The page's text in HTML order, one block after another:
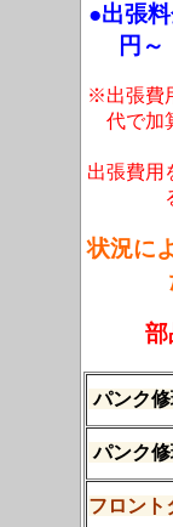
●出張
円
※出張費
代で加
出張費用
状況に
部
パンク
パンク
フロン